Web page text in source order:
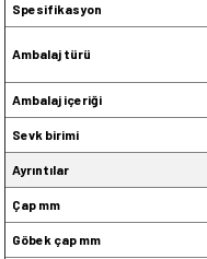
Spesifikasyon
Ambalaj türü
Ambalaj içeriği
Sevk birimi
Ayrıntılar
Çap mm
Göbek çap mm